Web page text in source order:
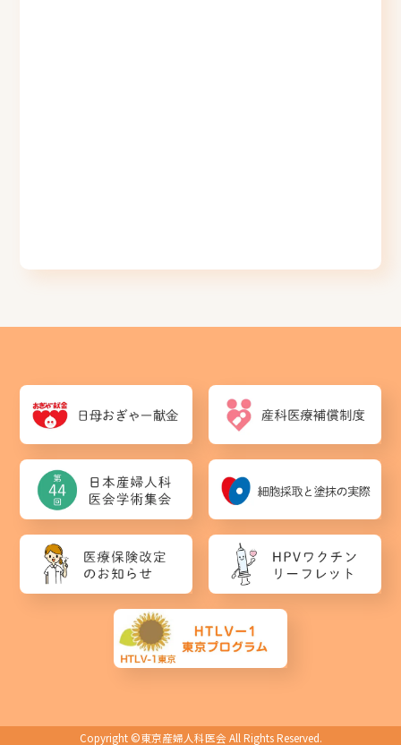
Copyright ©東京産婦人科医会 All Rights Reserved.